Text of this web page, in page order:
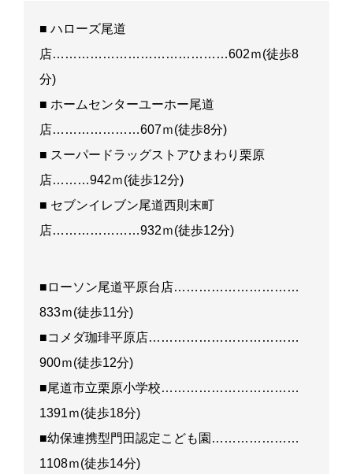
■ ハローズ尾道
店……………………………………602ｍ(徒歩8
分)
■ ホームセンターユーホー尾道
店…………………607ｍ(徒歩8分)
■ スーパードラッグストアひまわり栗原
店………942ｍ(徒歩12分)
■ セブンイレブン尾道西則末町
店…………………932ｍ(徒歩12分)
■ローソン尾道平原台店…………………………
833ｍ(徒歩11分)
■コメダ珈琲平原店………………………………
900ｍ(徒歩12分)
■尾道市立栗原小学校……………………………
1391ｍ(徒歩18分)
■幼保連携型門田認定こども園…………………
1108ｍ(徒歩14分)